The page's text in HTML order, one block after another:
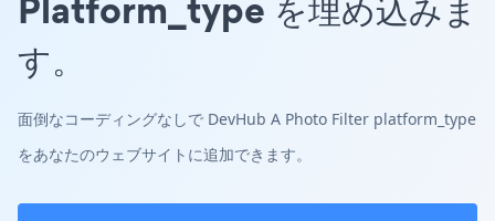
す。
面倒なコーディングなしで DevHub A Photo Filter platform_type
をあなたのウェブサイトに追加できます。